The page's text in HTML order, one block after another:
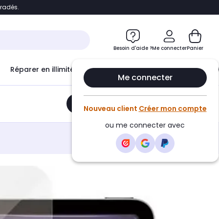
Accéder directement au chatbot
Besoin d'aide ?Me connecter
Me connecter
Nouveau client Créer mon compte
ou me connecter avec
Panier
Réparer en illimité avec Le Club Infinity
Ajouter au panier